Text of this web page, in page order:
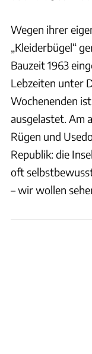
Wegen ihrer
„Kleiderbügel“
Bauzeit 1963
Lebzeiten unter
Wochenenden
ausgelastet. Am
Rügen und
Republik: die
oft
– wir wollen